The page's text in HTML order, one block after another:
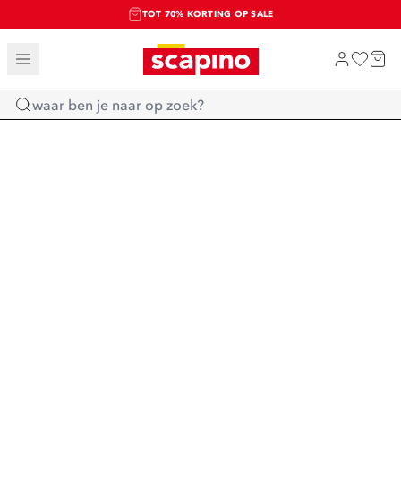
TOT 70% KORTING OP SALE
SALE: LAATSTE KANS!
SHOP NIEUW
Home